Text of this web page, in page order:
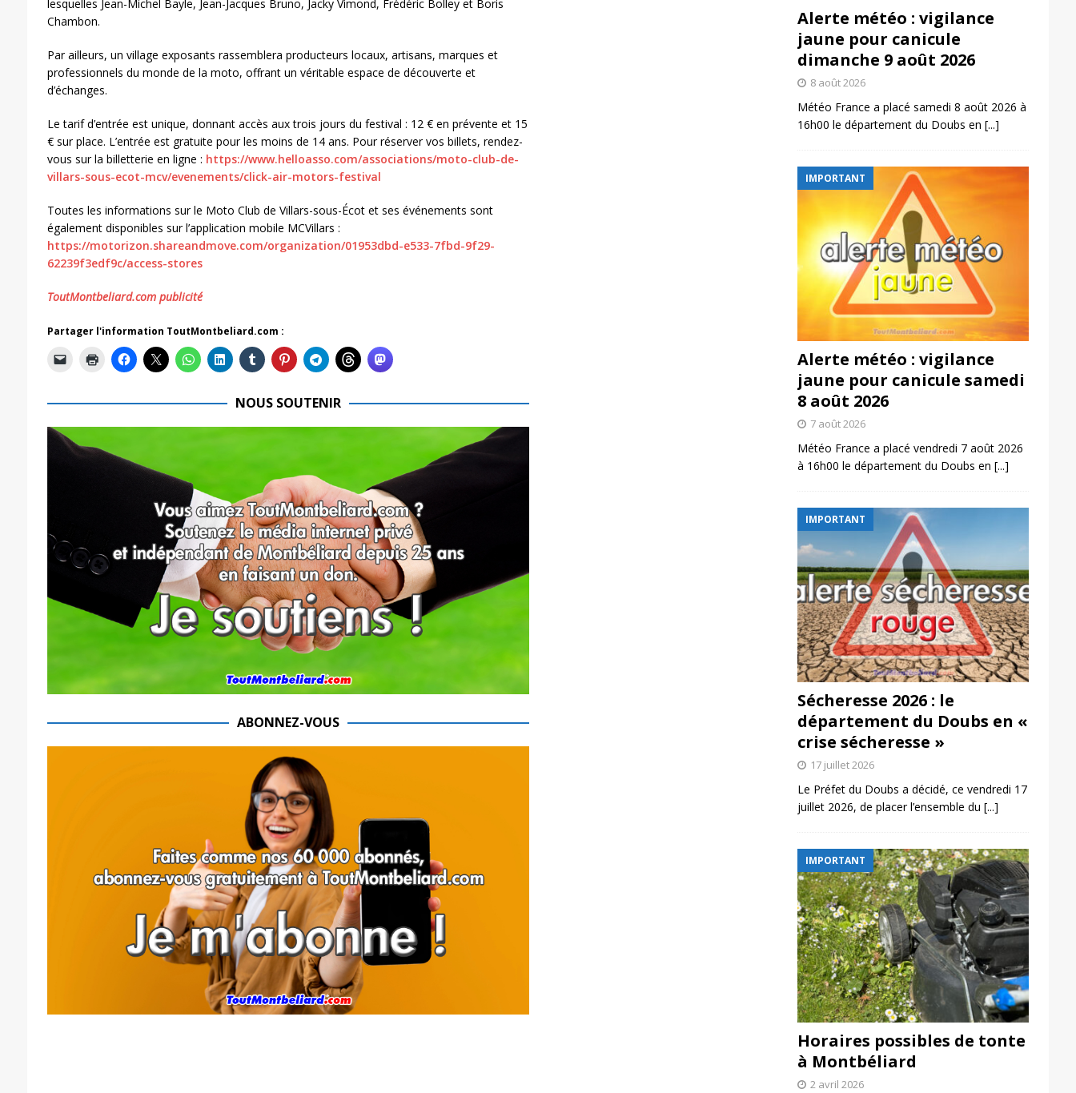
lesquelles Jean-Michel Bayle, Jean-Jacques Bruno, Jacky Vimond, Frédéric Bolley et Boris
Chambon.
Par ailleurs, un village exposants rassemblera producteurs locaux, artisans, marques et
professionnels du monde de la moto, offrant un véritable espace de découverte et
d’échanges.
Le tarif d’entrée est unique, donnant accès aux trois jours du festival : 12 € en prévente et 15
€ sur place. L’entrée est gratuite pour les moins de 14 ans. Pour réserver vos billets, rendez-
vous sur la billetterie en ligne : https://www.helloasso.com/associations/moto-club-de-
villars-sous-ecot-mcv/evenements/click-air-motors-festival
Toutes les informations sur le Moto Club de Villars-sous-Écot et ses événements sont
également disponibles sur l’application mobile MCVillars :
https://motorizon.shareandmove.com/organization/01953dbd-e533-7fbd-9f29-
62239f3edf9c/access-stores
ToutMontbeliard.com publicité
Partager l'information ToutMontbeliard.com :
NOUS SOUTENIR
ABONNEZ-VOUS
Alerte météo : vigilance
jaune pour canicule
dimanche 9 août 2026
8 août 2026
Météo France a placé samedi 8 août 2026 à
16h00 le département du Doubs en [...]
IMPORTANT
Alerte météo : vigilance
jaune pour canicule samedi
8 août 2026
7 août 2026
Météo France a placé vendredi 7 août 2026
à 16h00 le département du Doubs en [...]
IMPORTANT
Sécheresse 2026 : le
département du Doubs en «
crise sécheresse »
17 juillet 2026
Le Préfet du Doubs a décidé, ce vendredi 17
juillet 2026, de placer l’ensemble du [...]
IMPORTANT
Horaires possibles de tonte
à Montbéliard
2 avril 2026